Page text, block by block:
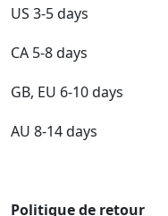
US 3-5 days
CA 5-8 days
GB, EU 6-10 days
AU 8-14 days
Politique de retour